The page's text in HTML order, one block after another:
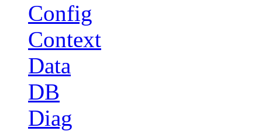
Config
Context
Data
DB
Diag